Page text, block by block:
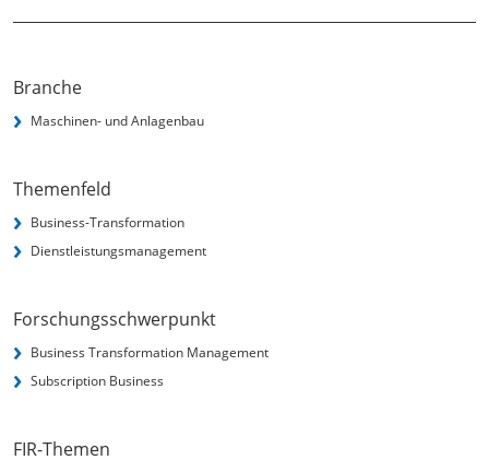
Branche
Maschinen- und Anlagenbau
Themenfeld
Business-Transformation
Dienstleistungsmanagement
Forschungsschwerpunkt
Business Transformation Management
Subscription Business
FIR-Themen